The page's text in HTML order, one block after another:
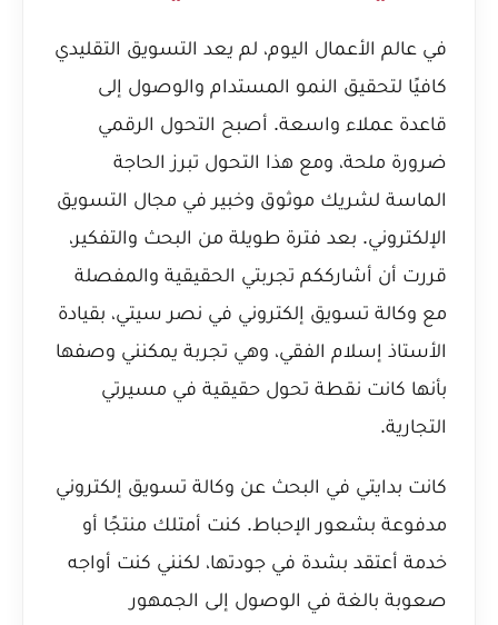
في عالم الأعمال اليوم، لم يعد التسويق التقليدي
كافيًا لتحقيق النمو المستدام والوصول إلى
قاعدة عملاء واسعة. أصبح التحول الرقمي
ضرورة ملحة، ومع هذا التحول تبرز الحاجة
الماسة لشريك موثوق وخبير في مجال التسويق
الإلكتروني. بعد فترة طويلة من البحث والتفكير،
قررت أن أشارككم تجربتي الحقيقية والمفصلة
مع وكالة تسويق إلكتروني في نصر سيتي، بقيادة
الأستاذ إسلام الفقي، وهي تجربة يمكنني وصفها
بأنها كانت نقطة تحول حقيقية في مسيرتي
التجارية.
كانت بدايتي في البحث عن وكالة تسويق إلكتروني
مدفوعة بشعور الإحباط. كنت أمتلك منتجًا أو
خدمة أعتقد بشدة في جودتها، لكنني كنت أواجه
صعوبة بالغة في الوصول إلى الجمهور